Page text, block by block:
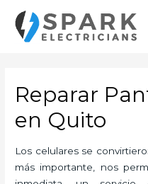
contenido
Reparar
en Quito
Los celulares se
más importante, nos